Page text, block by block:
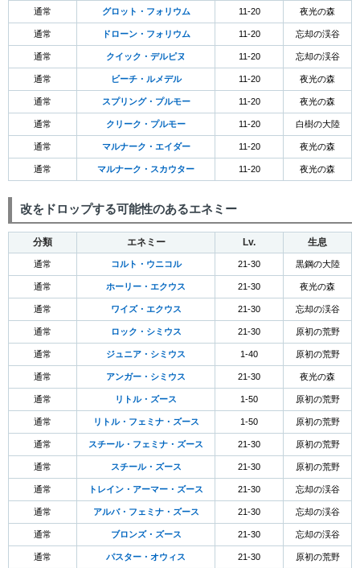
通常 グロット・フォリウム 11-20 夜光の森
通常 ドローン・フォリウム 11-20 忘却の渓谷
通常 クイック・デルピヌ 11-20 忘却の渓谷
通常 ビーチ・ルメデル 11-20 夜光の森
通常 スプリング・プルモー 11-20 夜光の森
通常 クリーク・プルモー 11-20 白樹の大陸
通常 マルナーク・エイダー 11-20 夜光の森
通常 マルナーク・スカウター 11-20 夜光の森
改をドロップする可能性のあるエネミー
分類 エネミー Lv. 生息
通常 コルト・ウニコル 21-30 黒鋼の大陸
通常 ホーリー・エクウス 21-30 夜光の森
通常 ワイズ・エクウス 21-30 忘却の渓谷
通常 ロック・シミウス 21-30 原初の荒野
通常 ジュニア・シミウス 1-40 原初の荒野
通常 アンガー・シミウス 21-30 夜光の森
通常 リトル・ズース 1-50 原初の荒野
通常 リトル・フェミナ・ズース 1-50 原初の荒野
通常 スチール・フェミナ・ズース 21-30 原初の荒野
通常 スチール・ズース 21-30 原初の荒野
通常 トレイン・アーマー・ズース 21-30 忘却の渓谷
通常 アルバ・フェミナ・ズース 21-30 忘却の渓谷
通常 ブロンズ・ズース 21-30 忘却の渓谷
通常 パスター・オウィス 21-30 原初の荒野